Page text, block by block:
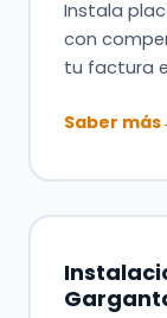
Instala
con
tu factura
Saber más